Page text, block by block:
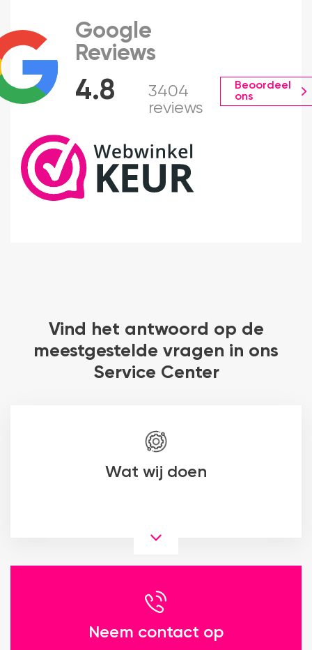
4.8
Google
Reviews
3404
reviews
Beoordeel
ons
Vind het antwoord op de
meestgestelde vragen in ons
Service Center
Wat wij doen
Neem contact op